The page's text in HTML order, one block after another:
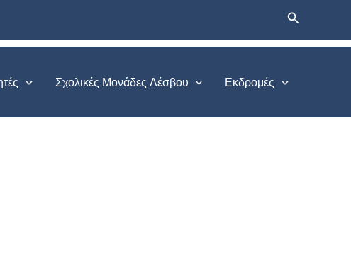
Αναζήτηση
Σχολικές Μονάδες Λέσβου Εκδρομές